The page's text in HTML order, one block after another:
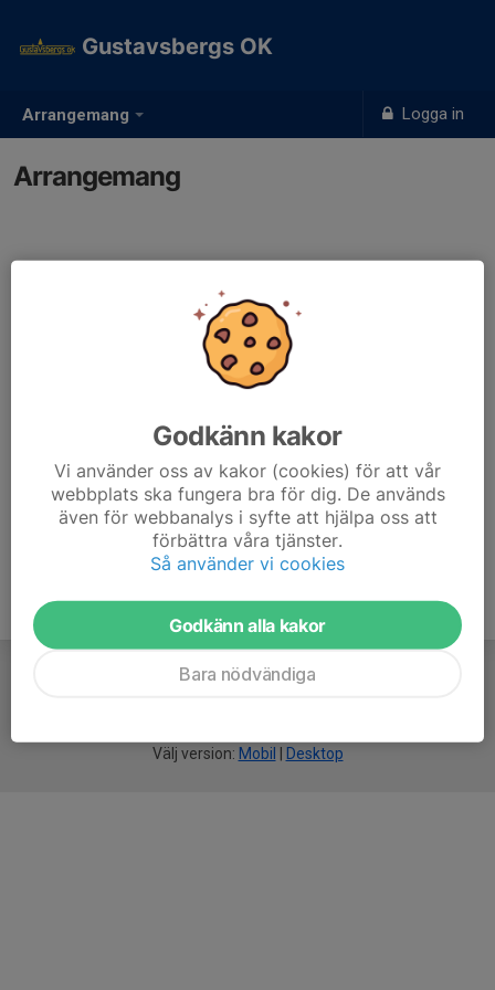
Arrangemang Logga in
Gustavsbergs OK
Arrangemang
Välj version: Mobil Desktop
Godkänn kakor
Vi använder oss av kakor (cookies) för att vår
webbplats ska fungera bra för dig. De används
även för webbanalys i syfte att hjälpa oss att
förbättra våra tjänster.
Så använder vi cookies
Godkänn alla kakor
Bara nödvändiga